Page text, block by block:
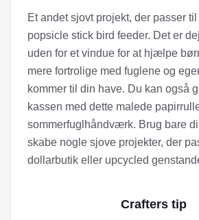
Et andet sjovt projekt, der passer
popsicle stick bird feeder. Det er
uden for et vindue for at hjælpe
mere fortrolige med fuglene og
kommer til din have. Du kan også
kassen med dette malede
sommerfuglhåndværk. Brug bare
skabe nogle sjove projekter, der
dollarbutik eller upcycled
Crafters tip